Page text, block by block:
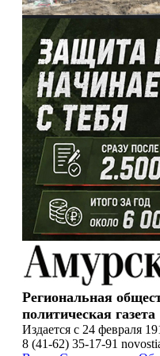
Региональная
политическая газета
Издается с 24 февраля
8 (41-62) 35-17-91